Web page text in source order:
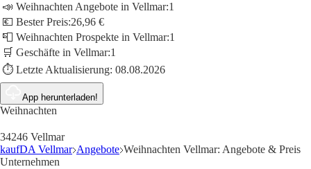
📣 Weihnachten Angebote in Vellmar:1
💶 Bester Preis:26,96 €
📮 Weihnachten Prospekte in Vellmar:1
🛒 Geschäfte in Vellmar:1
⏱️ Letzte Aktualisierung: 08.08.2026
App herunterladen!
Weihnachten
34246 Vellmar
kaufDA Vellmar Angebote Weihnachten Vellmar: Angebote & Preis
Unternehmen